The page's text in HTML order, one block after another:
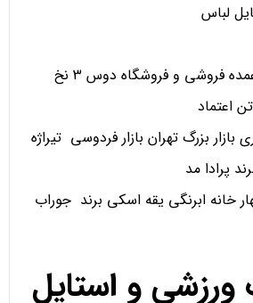
لباس
مزون و تک فروشی عمده فروشی و فروشگاه دوس 3 نخ
اعتماد
بزرگ تهران بازار فردوسی تیراژه
پرادا مد
خانه ابرنگی یقه اسکی برند جوراب
ورزشی و استایل